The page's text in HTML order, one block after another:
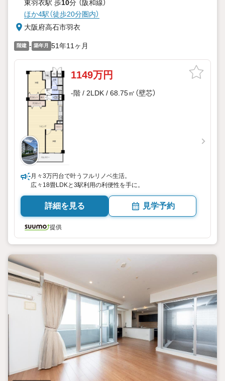
東羽衣駅 歩10分 （阪和線）
ほか4駅（徒歩20分圏内）
大阪府高石市羽衣
階建 - 築年月 51年11ヶ月
1149万円
-階 / 2LDK / 68.75㎡（壁芯）
月々3万円台で叶うフルリノベ生活。
広々18畳LDKと3駅利用の利便性を手に。
詳細を見る 見学予約
提供